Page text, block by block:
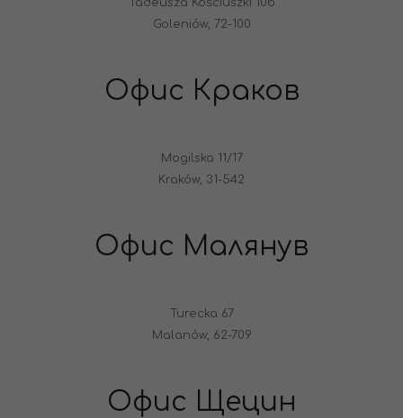
Tadeusza Kościuszki 10b
Goleniów, 72-100
Офис Краков
Mogilska 11/17
Kraków, 31-542
Офис Малянув
Turecka 67
Malanów, 62-709
Офис Щецин